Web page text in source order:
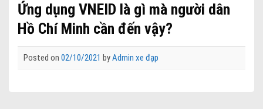
Ứng dụng VNEID là gì mà người dân
Hồ Chí Minh cần đến vậy?
Posted on 02/10/2021 byAdmin xe đạp